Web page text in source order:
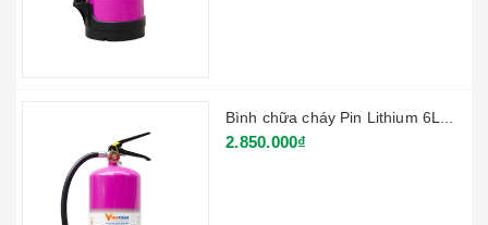
Bình chữa cháy Pin Lithium 6L...
2.850.000₫